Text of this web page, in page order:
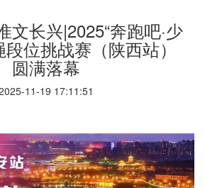
文长兴|2025“奔跑吧·少
段位挑战赛（陕西站）
圆满落幕
11-19 17:11:51